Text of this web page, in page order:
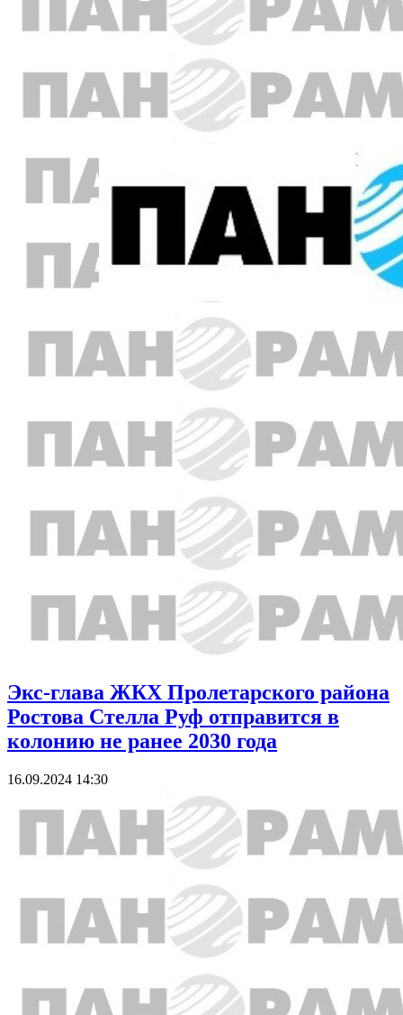
Экс-глава ЖКХ Пролетарского района
Ростова Стелла Руф отправится в
колонию не ранее 2030 года
16.09.2024 14:30